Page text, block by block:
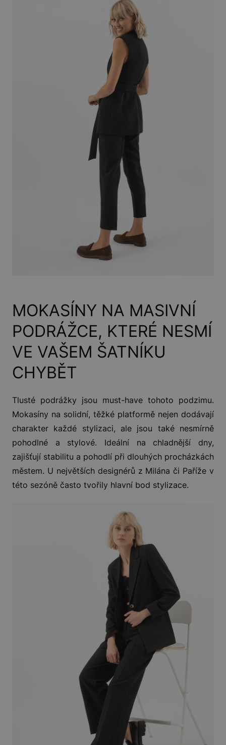
MOKASÍNY NA MASIVNÍ
PODRÁŽCE, KTERÉ NESMÍ
VE VAŠEM ŠATNÍKU
CHYBĚT
Tlusté podrážky jsou must-have tohoto podzimu.
Mokasíny na solidní, těžké platformě nejen dodávají
charakter každé stylizaci, ale jsou také nesmírně
pohodlné a stylové. Ideální na chladnější dny,
zajišťují stabilitu a pohodlí při dlouhých procházkách
městem. U největších designérů z Milána či Paříže v
této sezóně často tvořily hlavní bod stylizace.